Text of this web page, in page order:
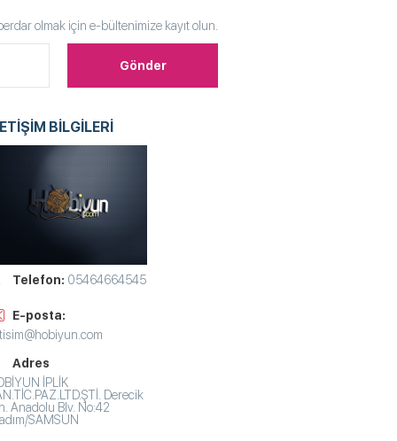
olmak için e-bültenimize kayıt olun.
BİLGİLERİ
Telefon: 05464664545
E-posta:
Adres
İPLİK
Derecik
Anadolu Blv. No:42
SAMSUN